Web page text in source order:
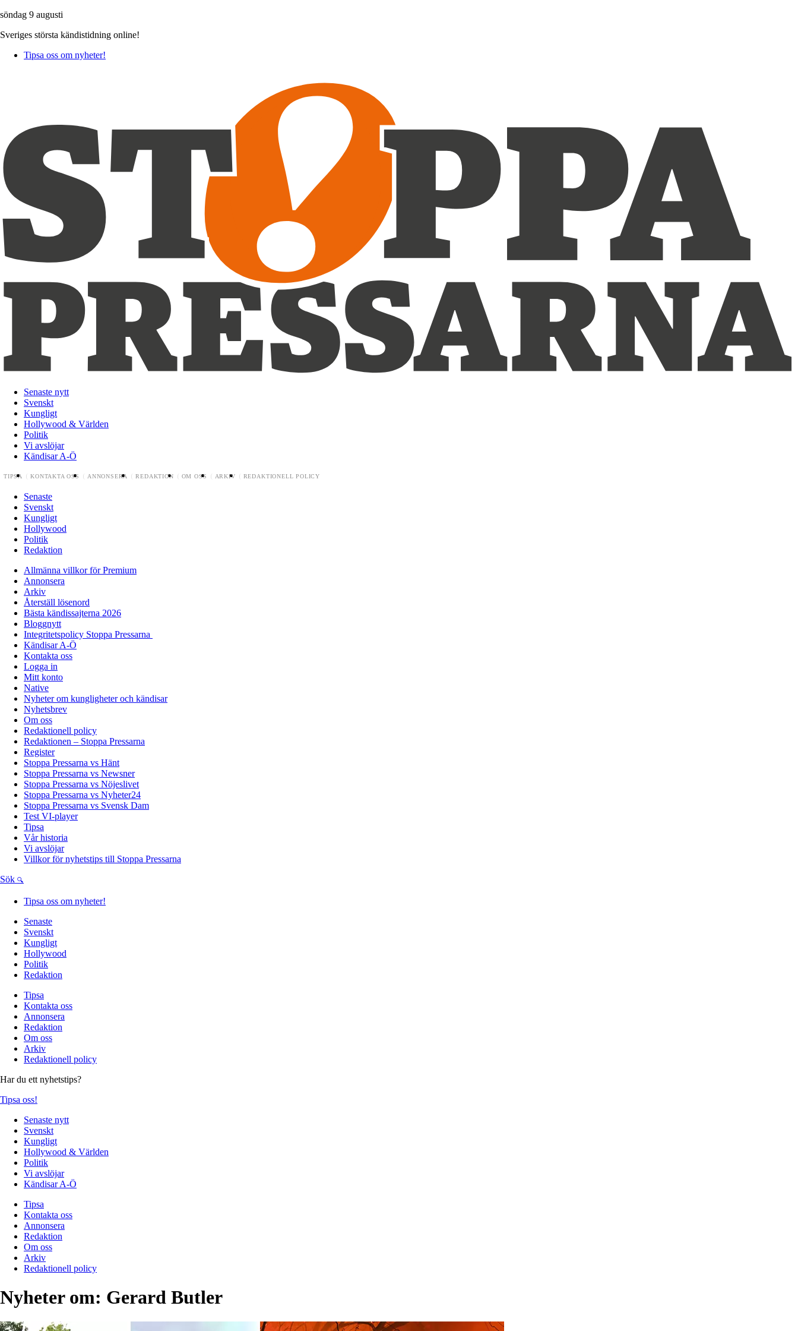
söndag 9 augusti
Sveriges största kändistidning online!
Tipsa oss om nyheter!
Senaste nytt
Svenskt
Kungligt
Hollywood & Världen
Politik
Vi avslöjar
Kändisar A-Ö
TIPSA KONTAKTA OSS ANNONSERA REDAKTION OM OSS ARKIV REDAKTIONELL POLICY
Senaste
Svenskt
Kungligt
Hollywood
Politik
Redaktion
Allmänna villkor för Premium
Annonsera
Arkiv
Återställ lösenord
Bästa kändissajterna 2026
Bloggnytt
Integritetspolicy Stoppa Pressarna
Kändisar A-Ö
Kontakta oss
Logga in
Mitt konto
Native
Nyheter om kungligheter och kändisar
Nyhetsbrev
Om oss
Redaktionell policy
Redaktionen – Stoppa Pressarna
Register
Stoppa Pressarna vs Hänt
Stoppa Pressarna vs Newsner
Stoppa Pressarna vs Nöjeslivet
Stoppa Pressarna vs Nyheter24
Stoppa Pressarna vs Svensk Dam
Test VI-player
Tipsa
Vår historia
Vi avslöjar
Villkor för nyhetstips till Stoppa Pressarna
Sök
Tipsa oss om nyheter!
Senaste
Svenskt
Kungligt
Hollywood
Politik
Redaktion
Tipsa
Kontakta oss
Annonsera
Redaktion
Om oss
Arkiv
Redaktionell policy
Har du ett nyhetstips?
Tipsa oss!
Senaste nytt
Svenskt
Kungligt
Hollywood & Världen
Politik
Vi avslöjar
Kändisar A-Ö
Tipsa
Kontakta oss
Annonsera
Redaktion
Om oss
Arkiv
Redaktionell policy
Nyheter om: Gerard Butler